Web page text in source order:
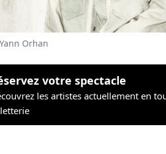
Orhan
votre spectacle
les artistes actuellement en